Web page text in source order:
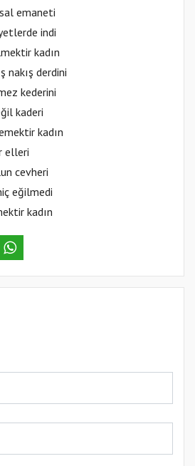
emaneti
indi
kadın
nakış derdini
kederini
kaderi
kadın
elleri
cevheri
eğilmedi
kadın